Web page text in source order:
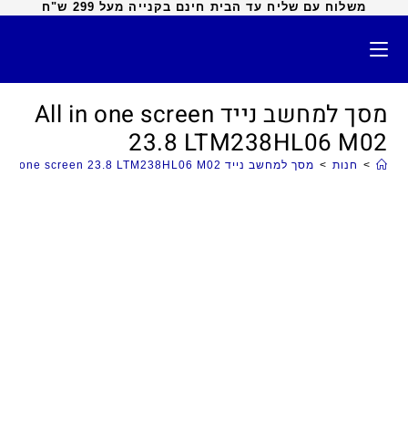
משלוח עם שליח עד הבית חינם בקנייה מעל 299 ש"ח
מסך למחשב נייד All in one screen
23.8 LTM238HL06 M02
> חנות > מסך למחשב נייד All in one screen 23.8 LTM238HL06 M02